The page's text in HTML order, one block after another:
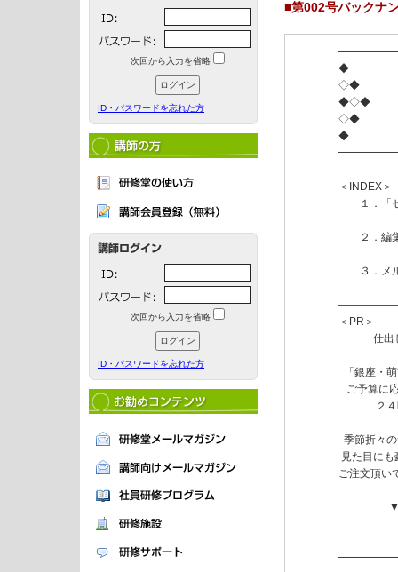
次回から入力を省略
ID・パスワードを忘れた方
次回から入力を省略
ID・パスワードを忘れた方
■第002号バックナ
◆
◇◆　　　『
◆◇◆　　　
◇◆
◆　　　　
＜INDEX＞
１．「セ
２．編
３．メル
＜PR＞
「銀座・
ご予算
季節折々
見た目に
ご注文頂い